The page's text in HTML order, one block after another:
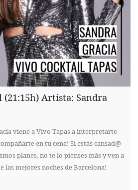
Artista: Sandra
viene a Vivo Tapas a interpretarte
en tu cena! Si estás cansad@
planes, no te lo pienses más y ven a
las mejores noches de Barcelona!